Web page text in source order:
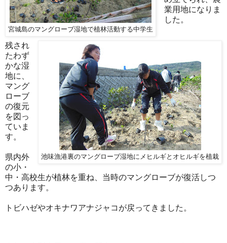
宮城島のマングローブ湿地で植林活動する中学生
池味漁港裏のマングローブ湿地にメヒルギとオヒルギを植栽
業用地になりま
した。
残され
たわず
かな湿
地に、
マング
ローブ
の復元
を図っ
ていま
す。
県内外
の小・
中・高校生が植林を重ね、当時のマングローブが復活しつ
つあります。
トビハゼやオキナワアナジャコが戻ってきました。